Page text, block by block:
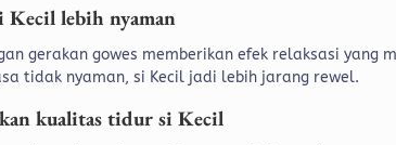
Kecil lebih nyaman
gerakan gowes memberikan efek relaksasi yang
tidak nyaman, si Kecil jadi lebih jarang rewel.
kualitas tidur si Kecil